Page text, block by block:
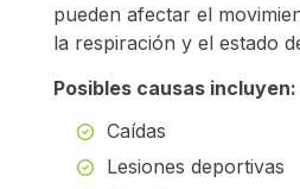
pueden afectar el
la respiración y el estado
Posibles causas incluyen:
Caídas
Lesiones deportivas